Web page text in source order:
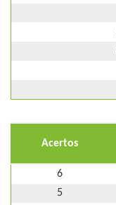
Acertos
6
5